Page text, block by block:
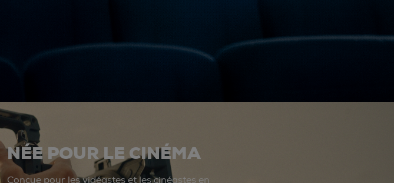
NÉE POUR LE CINÉMA
Conçue pour les vidéastes et les cinéastes en